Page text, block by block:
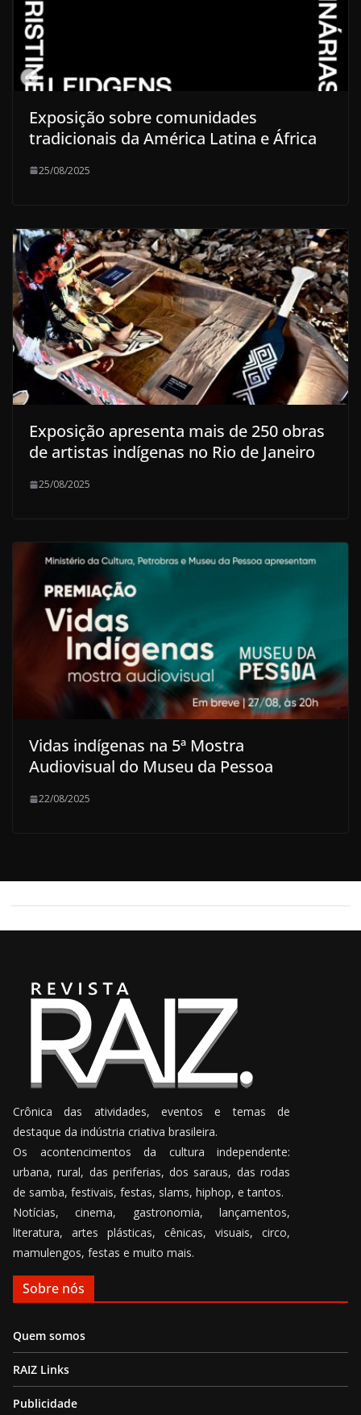
Exposição sobre comunidades
tradicionais da América Latina e África
25/08/2025
Exposição apresenta mais de 250 obras
de artistas indígenas no Rio de Janeiro
25/08/2025
Vidas indígenas na 5ª Mostra
Audiovisual do Museu da Pessoa
22/08/2025
Crônica das atividades, eventos e temas de
destaque da indústria criativa brasileira.
Os acontencimentos da cultura independente:
urbana, rural, das periferias, dos saraus, das rodas
de samba, festivais, festas, slams, hiphop, e tantos.
Notícias, cinema, gastronomia, lançamentos,
literatura, artes plásticas, cênicas, visuais, circo,
mamulengos, festas e muito mais.
Sobre nós
Quem somos
RAIZ Links
Publicidade